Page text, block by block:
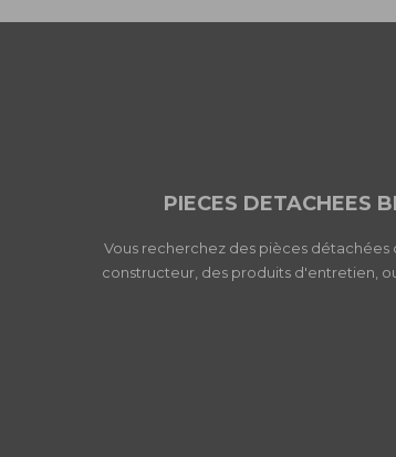
PIECES DETACHEES
Vous recherchez des pièces détachées
constructeur, des produits d'entretien,